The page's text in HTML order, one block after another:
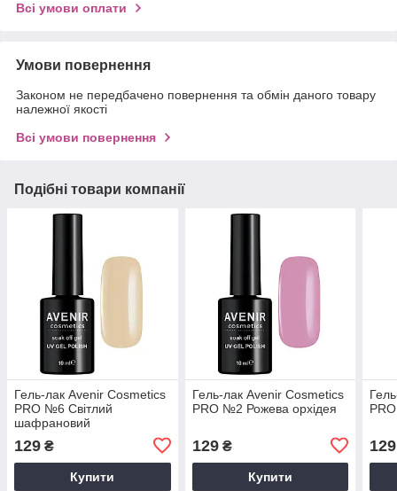
Всі умови оплати
Умови повернення
Законом не передбачено повернення та обмін даного товару
належної якості
Всі умови повернення
Подібні товари компанії
Гель-лак Avenir Cosmetics
PRO №6 Світлий
шафрановий
129 ₴
Купити
Гель-лак Avenir Cosmetics
PRO №2 Рожева орхідея
129₴
Купити
129